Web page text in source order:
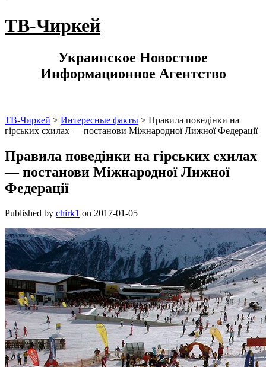
ТВ-Чиркей
Украинское Новостное
Информационное Агентство
ТВ-Чиркей > Интересные факты > Правила поведінки на
гірських схилах — постанови Міжнародної Лижної Федерації
Правила поведінки на гірських схилах
— постанови Міжнародної Лижної
Федерації
Published by chirk1 on 2017-01-05